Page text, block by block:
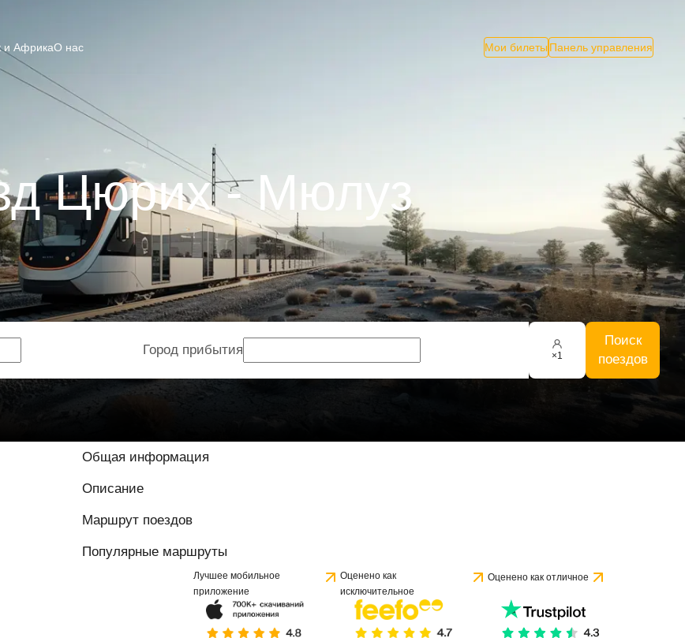
и АфрикаО нас Мои билеты Панель управления
Цюрих - Мюлуз
Город прибытия ×1
Поиск
поездов
Общая информация
Описание
Маршрут поездов
Популярные маршруты
Лучшее мобильное
приложение
Оценено как
исключительное
Оценено как отличное
8.8 / 10 на основе 1 отзыва